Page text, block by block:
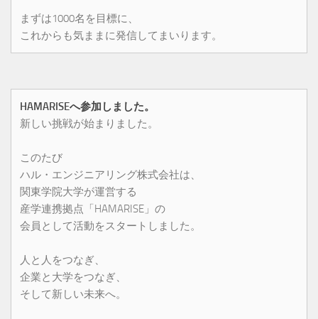
まずは1000名を目標に、
これからも気ままに発信してまいります。
HAMARISEへ参加しました。
新しい挑戦が始まりました。
このたび
ハル・エンジニアリング株式会社は、
関東学院大学が運営する
産学連携拠点「HAMARISE」の
会員として活動をスタートしました。
人と人をつなぎ、
企業と大学をつなぎ、
そして新しい未来へ。